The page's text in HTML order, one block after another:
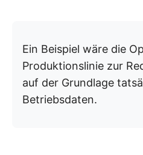
Ein Beispiel wäre die
Produktionslinie zur
auf der Grundlage
Betriebsdaten.